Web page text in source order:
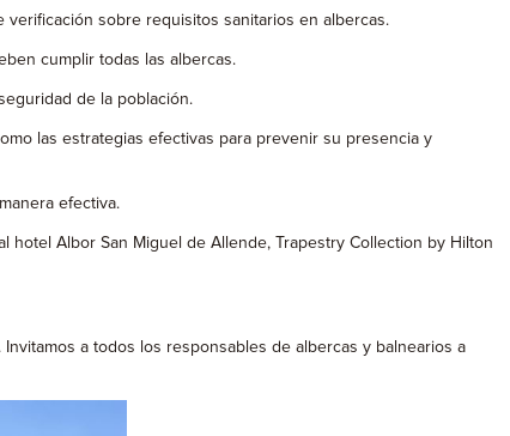
sobre requisitos sanitarios en albercas.
cumplir todas las albercas.
de la población.
las estrategias efectivas para prevenir su presencia y
efectiva.
Albor San Miguel de Allende, Trapestry Collection by Hilton
a todos los responsables de albercas y balnearios a